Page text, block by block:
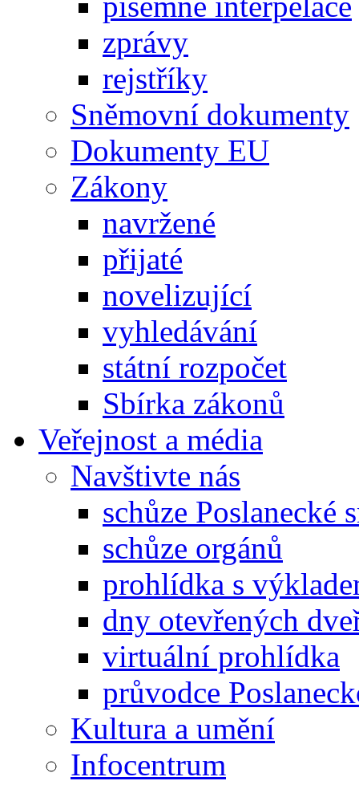
zprávy
rejstříky
Sněmovní dokumenty
Dokumenty EU
Zákony
navržené
přijaté
novelizující
vyhledávání
státní rozpočet
Sbírka zákonů
Veřejnost a média
Navštivte nás
schůze Poslanecké
schůze orgánů
prohlídka s
dny otevřených
virtuální prohlídka
průvodce
Kultura a umění
Infocentrum